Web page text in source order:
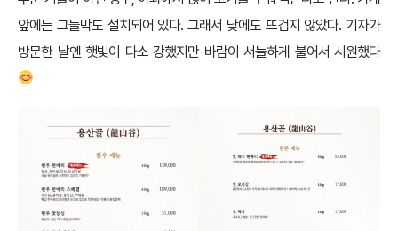
앞에는 그늘막도 설치되어 있다. 그래서 낮에도 뜨겁지 않았다. 기자가
방문한 날엔 햇빛이 다소 강했지만 바람이 서늘하게 불어서 시원했다